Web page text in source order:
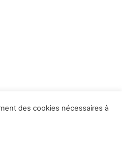
des cookies nécessaires à